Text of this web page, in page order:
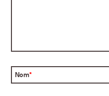
Nom*